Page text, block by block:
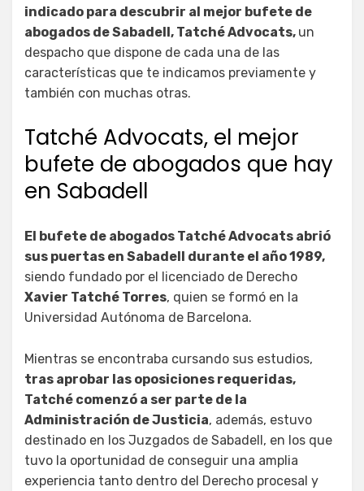
indicado para descubrir al mejor bufete de
abogados de Sabadell, Tatché Advocats, un
despacho que dispone de cada una de las
características que te indicamos previamente y
también con muchas otras.
Tatché Advocats, el mejor
bufete de abogados que hay
en Sabadell
El bufete de abogados Tatché Advocats abrió
sus puertas en Sabadell durante el año 1989,
siendo fundado por el licenciado de Derecho
Xavier Tatché Torres, quien se formó en la
Universidad Autónoma de Barcelona.
Mientras se encontraba cursando sus estudios,
tras aprobar las oposiciones requeridas,
Tatché comenzó a ser parte de la
Administración de Justicia, además, estuvo
destinado en los Juzgados de Sabadell, en los que
tuvo la oportunidad de conseguir una amplia
experiencia tanto dentro del Derecho procesal y